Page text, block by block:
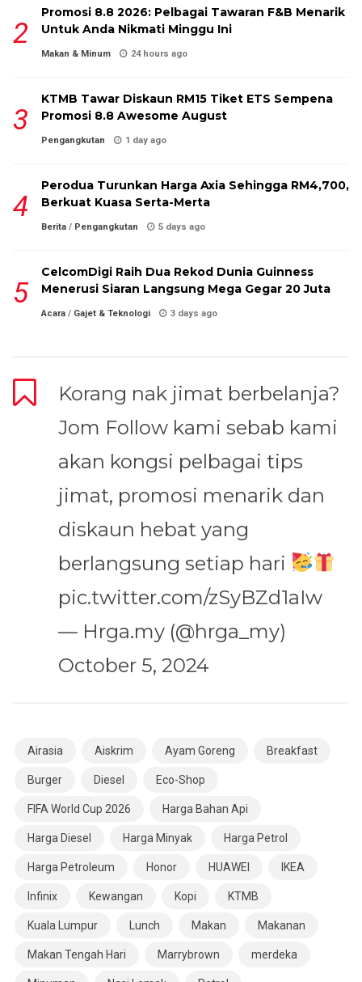
Promosi 8.8 2026: Pelbagai Tawaran F&B Menarik
Untuk Anda Nikmati Minggu Ini
Makan & Minum 24 hours ago
KTMB Tawar Diskaun RM15 Tiket ETS Sempena
Promosi 8.8 Awesome August
Pengangkutan 1 day ago
Perodua Turunkan Harga Axia Sehingga RM4,700,
Berkuat Kuasa Serta-Merta
Berita / Pengangkutan 5 days ago
CelcomDigi Raih Dua Rekod Dunia Guinness
Menerusi Siaran Langsung Mega Gegar 20 Juta
Acara / Gajet & Teknologi 3 days ago
Korang nak jimat berbelanja?
Jom Follow kami sebab kami
akan kongsi pelbagai tips
jimat, promosi menarik dan
diskaun hebat yang
berlangsung setiap hari
pic.twitter.com/zSyBZd1aIw
— Hrga.my (@hrga_my)
October 5, 2024
Airasia Aiskrim Ayam Goreng Breakfast
Burger Diesel Eco-Shop
FIFA World Cup 2026 Harga Bahan Api
Harga Diesel Harga Minyak Harga Petrol
Harga Petroleum Honor HUAWEI IKEA
Infinix Kewangan Kopi KTMB
Kuala Lumpur Lunch Makan Makanan
Makan Tengah Hari Marrybrown merdeka